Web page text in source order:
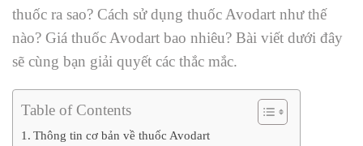
thuốc ra sao? Cách sử dụng thuốc Avodart như thế
nào? Giá thuốc Avodart bao nhiêu? Bài viết dưới đây
sẽ cùng bạn giải quyết các thắc mắc.
Table of Contents
Thông tin cơ bản về thuốc Avodart